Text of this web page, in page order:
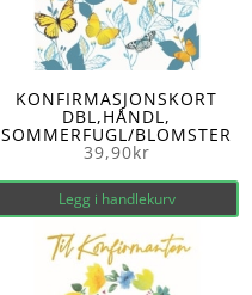
KONFIRMASJONSKORT
DBL,HÅNDL,
SOMMERFUGL/BLOMSTER
39,90kr
Legg i handlekurv